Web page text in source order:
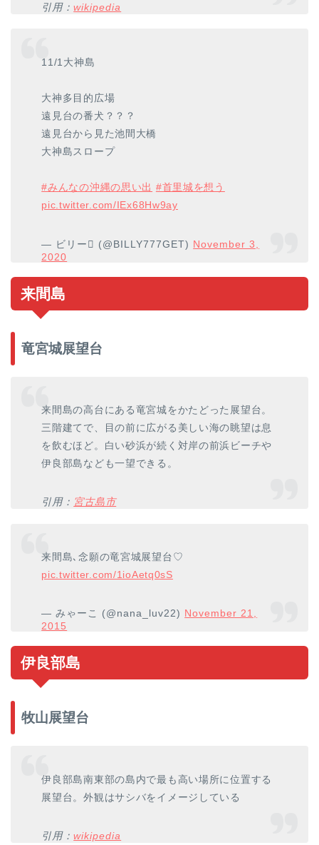
引用：wikipedia
11/1大神島
大神多目的広場
遠見台の番犬？？？
遠見台から見た池間大橋
大神島スロープ
#みんなの沖縄の思い出 #首里城を想う
pic.twitter.com/IEx68Hw9ay
— ビリー (@BILLY777GET) November 3,
2020
来間島
竜宮城展望台
来間島の高台にある竜宮城をかたどった展望台。
三階建てで、目の前に広がる美しい海の眺望は息
を飲むほど。白い砂浜が続く対岸の前浜ビーチや
伊良部島なども一望できる。
引用： 宮古島市
来間島､念願の竜宮城展望台♡
pic.twitter.com/1ioAetq0sS
— みゃーこ (@nana_luv22) November 21,
2015
伊良部島
牧山展望台
伊良部島南東部の島内で最も高い場所に位置する
展望台。外観はサシバをイメージしている
引用：wikipedia